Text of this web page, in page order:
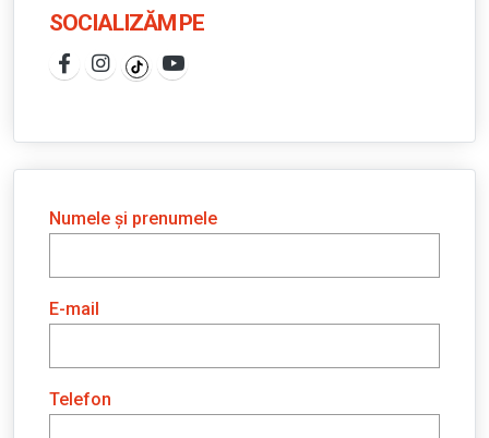
SOCIALIZĂM PE
Numele și prenumele
E-mail
Telefon